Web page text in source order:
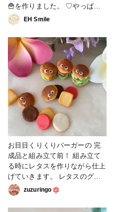
🍟を作りました。 ♡やっぱり
EH Smileなので、お花をいっ
ぱい使ったバーガー🍔作りまし
た🤣 #ハンバーガー
EH Smile
お目目くりくりバーガーの 完
成品と組み立て前！ 組み立て
る時にレタスを作りながら仕上
げていきます。 レタスのグリ
ーンが入ると一気に鮮やか 美
味しそうに見えます。 #粘土
#ハンバーガー
zuzuringo